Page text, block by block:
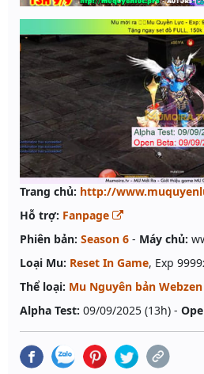
Trang chủ: http://
Hỗ trợ: Fanpage
Phiên bản: Season 6 - Máy chủ:
Loại Mu: Reset In Game, Exp
Thể loại: Mu Nguyên bản Webzen
Alpha Test: 09/09/2025 (13h) -